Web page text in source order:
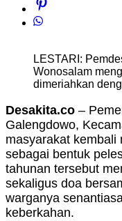
LESTARI:
Wonosalam
dimeriahkan
Desakita.co –
Galengdowo,
masyarakat kembali
sebagai bentuk
tahunan tersebut
sekaligus doa
warganya
keberkahan.